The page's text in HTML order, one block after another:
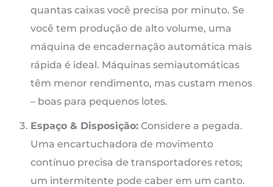
quantas caixas você precisa por minuto. Se
você tem produção de alto volume, uma
máquina de encadernação automática mais
rápida é ideal. Máquinas semiautomáticas
têm menor rendimento, mas custam menos
– boas para pequenos lotes.
Espaço & Disposição: Considere a pegada.
Uma encartuchadora de movimento
contínuo precisa de transportadores retos;
um intermitente pode caber em um canto.